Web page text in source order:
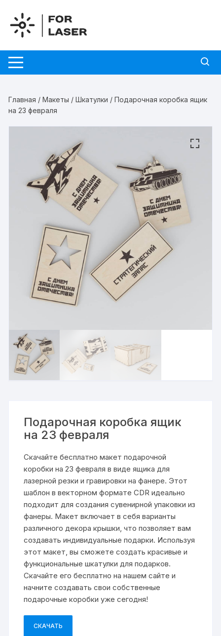
содержимому
Главная /Макеты /Шкатулки / Подарочная коробка ящик
на 23 февраля
Подарочная коробка ящик
на 23 февраля
Скачайте бесплатно макет подарочной
коробки на 23 февраля в виде ящика для
лазерной резки и гравировки на фанере. Этот
шаблон в векторном формате CDR идеально
подходит для создания сувенирной упаковки из
фанеры. Макет включает в себя варианты
различного декора крышки, что позволяет вам
создавать индивидуальные подарки. Используя
этот макет, вы сможете создать красивые и
функциональные шкатулки для подарков.
Скачайте его бесплатно на нашем сайте и
начните создавать свои собственные
подарочные коробки уже сегодня!
СКАЧАТЬ